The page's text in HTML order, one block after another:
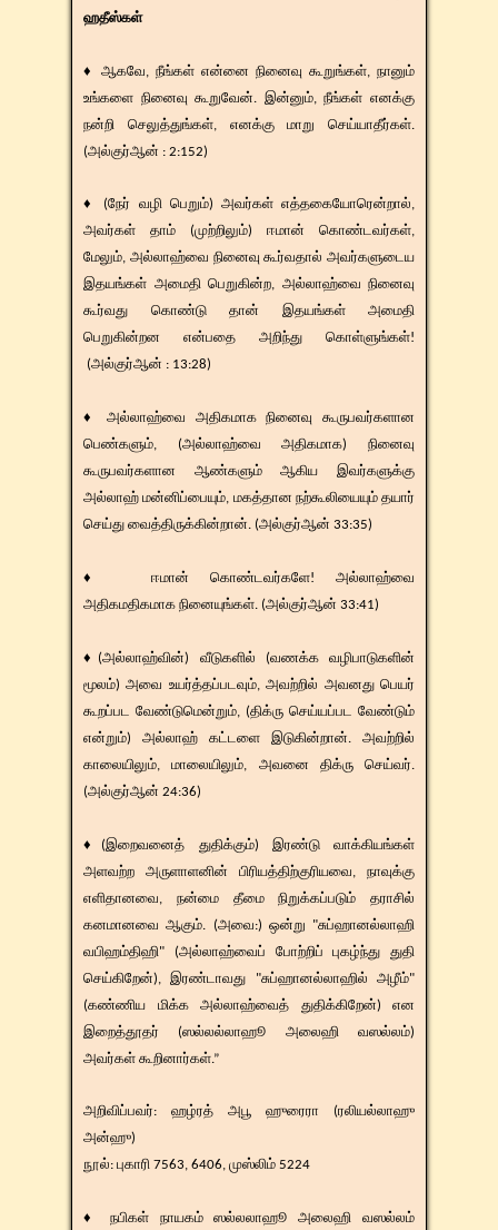
ஹதீஸ்கள்
♦ ஆகவே, நீங்கள் என்னை நினைவு கூறுங்கள், நானும்
உங்களை நினைவு கூறுவேன். இன்னும், நீங்கள் எனக்கு
நன்றி செலுத்துங்கள், எனக்கு மாறு செய்யாதீர்கள்.
(அல்குர்ஆன் : 2:152)
♦ (நேர் வழி பெறும்) அவர்கள் எத்தகையோரென்றால்,
அவர்கள் தாம் (முற்றிலும்) ஈமான் கொண்டவர்கள்,
மேலும், அல்லாஹ்வை நினைவு கூர்வதால் அவர்களுடைய
இதயங்கள் அமைதி பெறுகின்ற, அல்லாஹ்வை நினைவு
கூர்வது கொண்டு தான் இதயங்கள் அமைதி
பெறுகின்றன என்பதை அறிந்து கொள்ளுங்கள்!
(அல்குர்ஆன் : 13:28)
♦ அல்லாஹ்வை அதிகமாக நினைவு கூருபவர்களான
பெண்களும், (அல்லாஹ்வை அதிகமாக) நினைவு
கூருபவர்களான ஆண்களும் ஆகிய இவர்களுக்கு
அல்லாஹ் மன்னிப்பையும், மகத்தான நற்கூலியையும் தயார்
செய்து வைத்திருக்கின்றான். (அல்குர்ஆன் 33:35)
♦ ஈமான் கொண்டவர்களே! அல்லாஹ்வை
அதிகமதிகமாக நினையுங்கள். (அல்குர்ஆன் 33:41)
♦(அல்லாஹ்வின்) வீடுகளில் (வணக்க வழிபாடுகளின்
மூலம்) அவை உயர்த்தப்படவும், அவற்றில் அவனது பெயர்
கூறப்பட வேண்டுமென்றும், (திக்ரு செய்யப்பட வேண்டும்
என்றும்) அல்லாஹ் கட்டளை இடுகின்றான். அவற்றில்
காலையிலும், மாலையிலும், அவனை திக்ரு செய்வர்.
(அல்குர்ஆன் 24:36)
♦(இறைவனைத் துதிக்கும்) இரண்டு வாக்கியங்கள்
அளவற்ற அருளாளனின் பிரியத்திற்குரியவை, நாவுக்கு
எளிதானவை, நன்மை தீமை நிறுக்கப்படும் தராசில்
கனமானவை ஆகும். (அவை:) ஒன்று "சுப்ஹானல்லாஹி
வபிஹம்திஹி" (அல்லாஹ்வைப் போற்றிப் புகழ்ந்து துதி
செய்கிறேன்), இரண்டாவது "சுப்ஹானல்லாஹில் அழீம்"
(கண்ணிய மிக்க அல்லாஹ்வைத் துதிக்கிறேன்) என
இறைத்தூதர் (ஸல்லல்லாஹூ அலைஹி வஸல்லம்)
அவர்கள் கூறினார்கள்.”
​​அறிவிப்பவர்: ஹழ்ரத் அபூ ஹுரைரா (ரலியல்லாஹு
அன்ஹு)
​நூல்: புகாரி 7563, 6406, முஸ்லிம் 5224
♦ நபிகள் நாயகம் ஸல்லலாஹூ அலைஹி வஸல்லம்